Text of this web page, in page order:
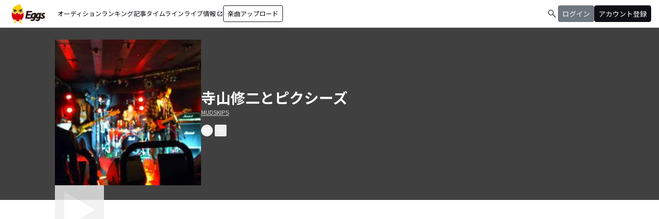
オーディションランキング記事タイムラインライブ情報 open_in_new 楽曲アップロード search ログイン アカウント登録
寺山修二とピクシーズ
MUDSKIPS